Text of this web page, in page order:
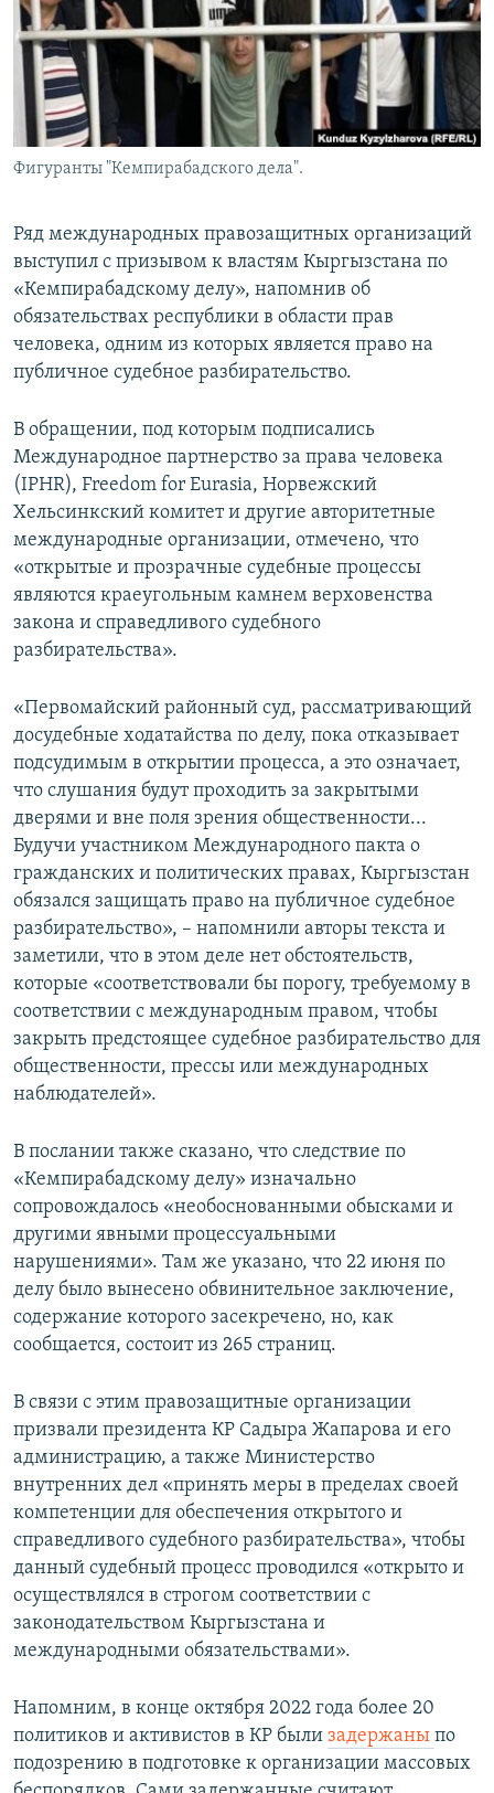
Фигуранты "Кемпирабадского дела".
Ряд международных правозащитных организаций
выступил с призывом к властям Кыргызстана по
«Кемпирабадскому делу», напомнив об
обязательствах республики в области прав
человека, одним из которых является право на
публичное судебное разбирательство.
В обращении, под которым подписались
Международное партнерство за права человека
(IPHR), Freedom for Eurasia, Норвежский
Хельсинкский комитет и другие авторитетные
международные организации, отмечено, что
«открытые и прозрачные судебные процессы
являются краеугольным камнем верховенства
закона и справедливого судебного
разбирательства».
«Первомайский районный суд, рассматривающий
досудебные ходатайства по делу, пока отказывает
подсудимым в открытии процесса, а это означает,
что слушания будут проходить за закрытыми
дверями и вне поля зрения общественности...
Будучи участником Международного пакта о
гражданских и политических правах, Кыргызстан
обязался защищать право на публичное судебное
разбирательство», – напомнили авторы текста и
заметили, что в этом деле нет обстоятельств,
которые «соответствовали бы порогу, требуемому в
соответствии с международным правом, чтобы
закрыть предстоящее судебное разбирательство для
общественности, прессы или международных
наблюдателей».
В послании также сказано, что следствие по
«Кемпирабадскому делу» изначально
сопровождалось «необоснованными обысками и
другими явными процессуальными
нарушениями». Там же указано, что 22 июня по
делу было вынесено обвинительное заключение,
содержание которого засекречено, но, как
сообщается, состоит из 265 страниц.
В связи с этим правозащитные организации
призвали президента КР Садыра Жапарова и его
администрацию, а также Министерство
внутренних дел «принять меры в пределах своей
компетенции для обеспечения открытого и
справедливого судебного разбирательства», чтобы
данный судебный процесс проводился «открыто и
осуществлялся в строгом соответствии с
законодательством Кыргызстана и
международными обязательствами».
Напомним, в конце октября 2022 года более 20
политиков и активистов в КР были задержаны по
подозрению в подготовке к организации массовых